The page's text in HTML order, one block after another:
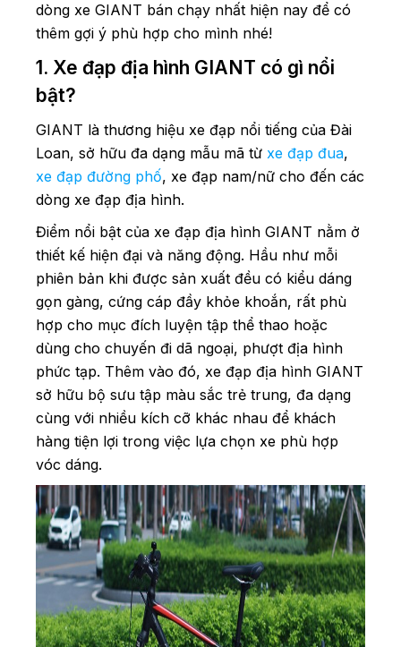
dòng xe GIANT bán chạy nhất hiện nay để có
thêm gợi ý phù hợp cho mình nhé!
1. Xe đạp địa hình GIANT có gì nổi
bật?
GIANT là thương hiệu xe đạp nổi tiếng của Đài
Loan, sở hữu đa dạng mẫu mã từ xe đạp đua,
xe đạp đường phố, xe đạp nam/nữ cho đến các
dòng xe đạp địa hình.
Điểm nổi bật của xe đạp địa hình GIANT nằm ở
thiết kế hiện đại và năng động. Hầu như mỗi
phiên bản khi được sản xuất đều có kiểu dáng
gọn gàng, cứng cáp đầy khỏe khoắn, rất phù
hợp cho mục đích luyện tập thể thao hoặc
dùng cho chuyến đi dã ngoại, phượt địa hình
phức tạp. Thêm vào đó, xe đạp địa hình GIANT
sở hữu bộ sưu tập màu sắc trẻ trung, đa dạng
cùng với nhiều kích cỡ khác nhau để khách
hàng tiện lợi trong việc lựa chọn xe phù hợp
vóc dáng.